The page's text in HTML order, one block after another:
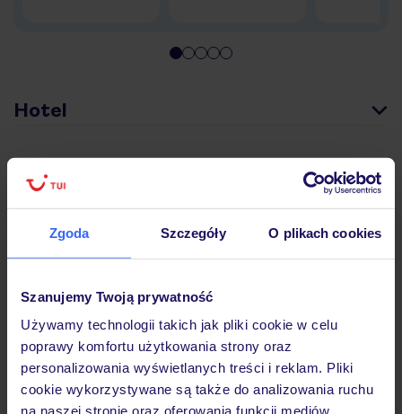
Zgoda Szczegóły O plikach cookies
Szanujemy Twoją prywatność
Używamy technologii takich jak pliki cookie w celu
poprawy komfortu użytkowania strony oraz
personalizowania wyświetlanych treści i reklam. Pliki
cookie wykorzystywane są także do analizowania ruchu
na naszej stronie oraz oferowania funkcji mediów
Hotel
Pokoje
Wyżywienie
Atrakcje
Ważne informacje